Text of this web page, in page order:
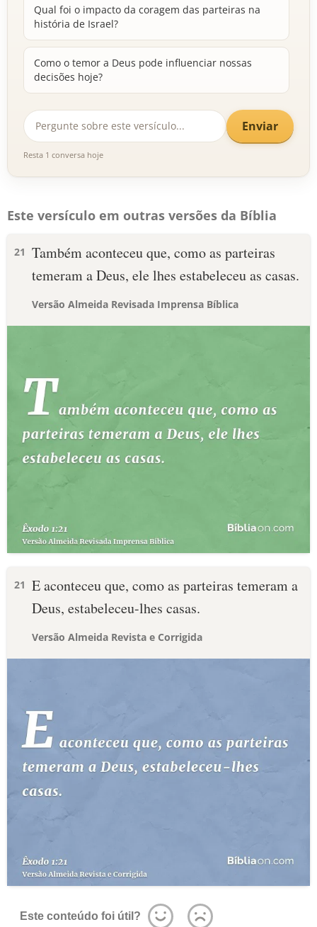
Qual foi o impacto da coragem das parteiras na
história de Israel?
Como o temor a Deus pode influenciar nossas
decisões hoje?
Enviar
Resta 1 conversa hoje
Este versículo em outras versões da Bíblia
21 Também aconteceu que, como as parteiras
temeram a Deus, ele lhes estabeleceu as casas.
Versão Almeida Revisada Imprensa Bíblica
21 E aconteceu que, como as parteiras temeram a
Deus, estabeleceu-lhes casas.
Versão Almeida Revista e Corrigida
Este conteúdo foi útil?